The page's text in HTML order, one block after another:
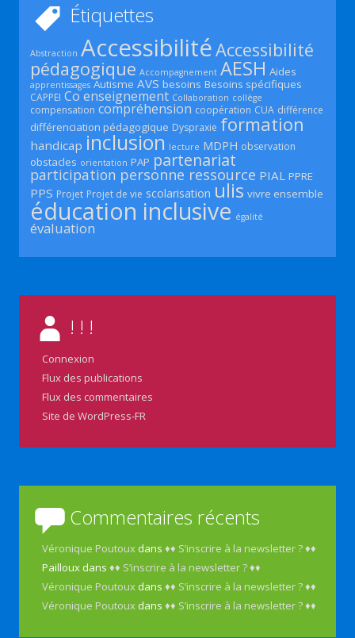
Étiquettes
Abstraction AccessibilitéAccessibilité
pédagogique Accompagnement AESH Aides
apprentissages Autisme AVS besoins Besoins spécifiques
CAPPEI Co enseignement Collaboration collège
compensation compréhension coopération CUA différence
différenciation pédagogique Dyspraxie formation
handicap inclusion lecture MDPH observation
obstacles orientation PAP partenariat
participation personne ressource PIAL PPRE
PPS Projet Projet de vie scolarisation ulis vivre ensemble
éducation inclusive égalité
évaluation
! ! !
Connexion
Flux des publications
Flux des commentaires
Site de WordPress-FR
Commentaires récents
Véronique Poutoux dans♦♦ S’inscrire à la newsletter ? ♦♦
Pailloux dans♦♦ S’inscrire à la newsletter ? ♦♦
Véronique Poutoux dans♦♦ S’inscrire à la newsletter ? ♦♦
Véronique Poutoux dans♦♦ S’inscrire à la newsletter ? ♦♦